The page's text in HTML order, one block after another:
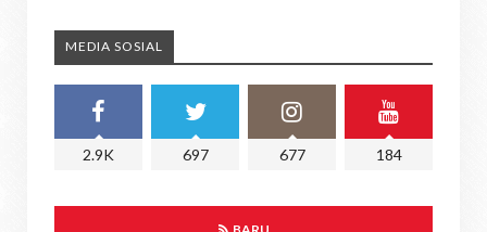
MEDIA SOSIAL
2.9K 697 677 184